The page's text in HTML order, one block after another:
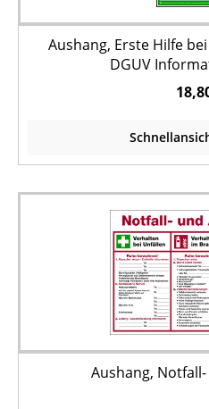
Aushang, Erste Hilfe
DGUV
Aushang,